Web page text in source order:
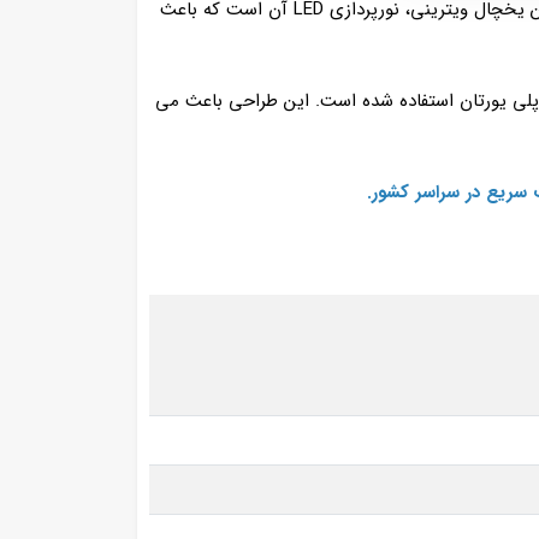
سه درب با ابعاد استاندارد طراحی شده و برای عرضه در بازار تولید می‌ شود. یکی از ویژگی‌ های برجسته این یخچال ویترینی، نورپردازی LED آن است که باعث
پلی‌ یورتان استفاده شده است. این طراحی باعث می‌
سریع در سراسر کشور.